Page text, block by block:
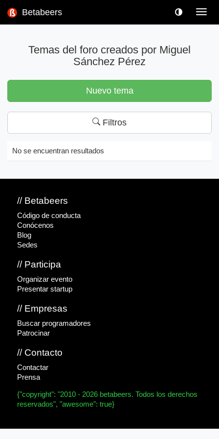
Betabeers
Temas del foro creados por Miguel
Sánchez Pérez
Nuevo tema
Filtros
No se encuentran resultados
// Betabeers
Código de conducta
Conócenos
Blog
Sedes
// Participa
Organizar evento
Presentar startup
// Empresas
Buscar programadores
Patrocinar
// Contacto
Contactar
Prensa
{"copyright": "2010 - 2026 betabeers. Todos los derechos
reservados", "awesome": true}